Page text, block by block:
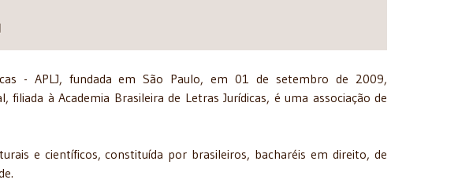
- APLJ, fundada em São Paulo, em 01 de setembro de 2009,
filiada à Academia Brasileira de Letras Jurídicas, é uma associação de
e científicos, constituída por brasileiros, bacharéis em direito, de